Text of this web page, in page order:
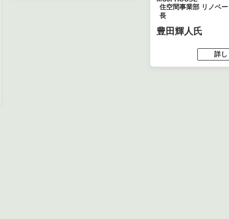
住空間事業部 リノベ
長
豊田輝人氏
詳